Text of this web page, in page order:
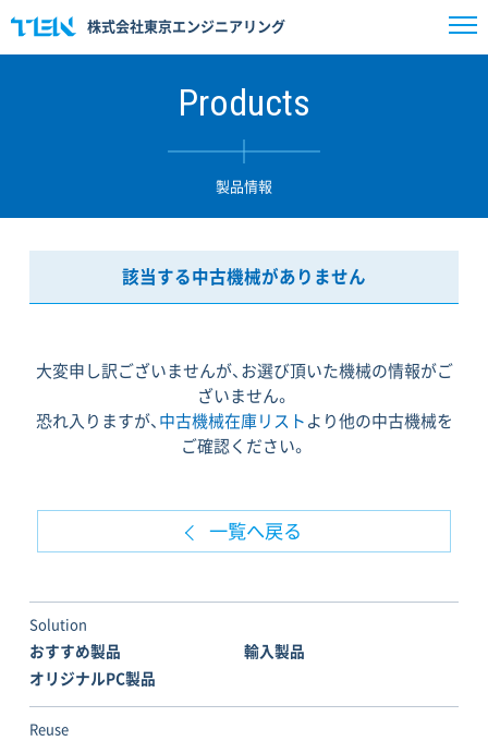
株式会社東京エンジニアリング
Products
製品情報
該当する中古機械がありません
大変申し訳ございませんが、お選び頂いた機械の情報がご
ざいません。
恐れ入りますが、中古機械在庫リストより他の中古機械を
ご確認ください。
一覧へ戻る
Solution
おすすめ製品
輸入製品
オリジナルPC製品
Reuse